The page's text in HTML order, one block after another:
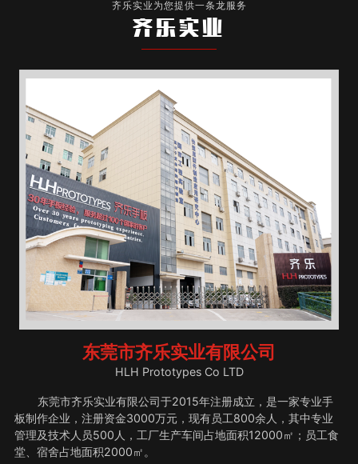
齐乐实业为您提供一条龙服务
齐乐实业
东莞市齐乐实业有限公司
HLH Prototypes Co LTD
东莞市齐乐实业有限公司于2015年注册成立，是一家专业手
板制作企业，注册资金3000万元，现有员工800余人，其中专业
管理及技术人员500人，工厂生产车间占地面积12000㎡；员工食
堂、宿舍占地面积2000㎡。